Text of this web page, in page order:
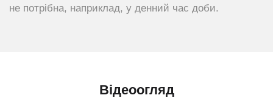
не потрібна, наприклад, у денний час доби.
Відеоогляд